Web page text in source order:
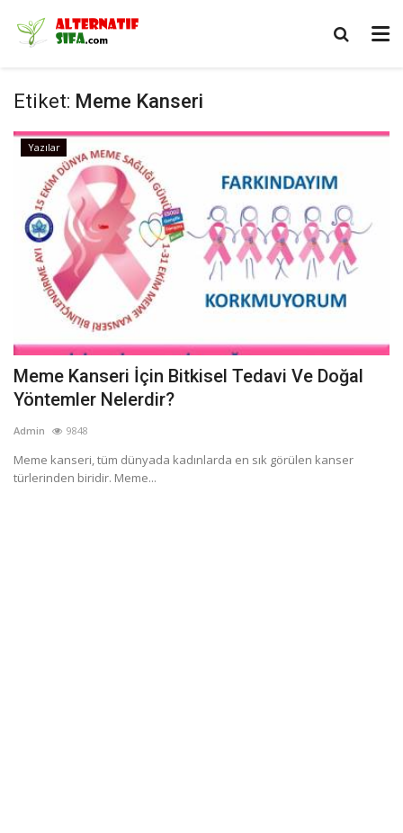
Etiket: Meme Kanseri
Yazılar
Meme Kanseri İçin Bitkisel Tedavi Ve Doğal
Yöntemler Nelerdir?
Admin 9848
Meme kanseri, tüm dünyada kadınlarda en sık görülen kanser
türlerinden biridir. Meme...